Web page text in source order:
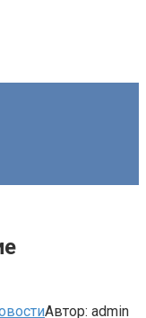
Автор: admin